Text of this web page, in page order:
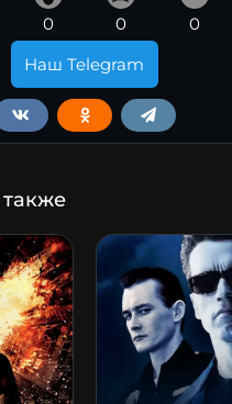
0 0 0
Наш Telegram